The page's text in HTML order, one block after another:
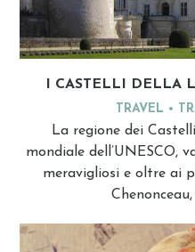
I CASTELLI DELLA
TRAVEL
La regione dei
mondiale dell’UNESCO,
meravigliosi e oltre ai